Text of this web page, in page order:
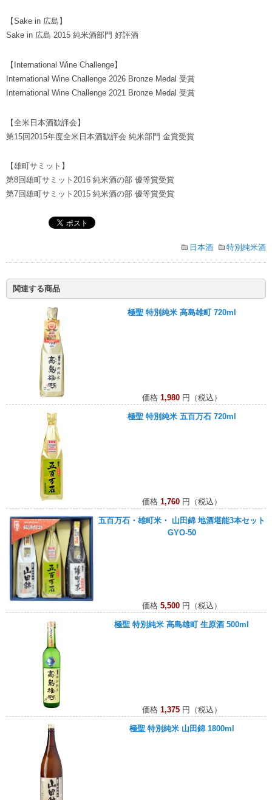
【Sake in 広島】
Sake in 広島 2015 純米酒部門 好評酒
【International Wine Challenge】
International Wine Challenge 2026 Bronze Medal 受賞
International Wine Challenge 2021 Bronze Medal 受賞
【全米日本酒歓評会】
第15回2015年度全米日本酒歓評会 純米部門 金賞受賞
【雄町サミット】
第8回雄町サミット2016 純米酒の部 優等賞受賞
第7回雄町サミット2015 純米酒の部 優等賞受賞
日本酒 特別純米酒
関連する商品
極聖 特別純米 高島雄町 720ml
価格 1,980円（税込）
極聖 特別純米 五百万石 720ml
価格 1,760円（税込）
五百万石・雄町米・ 山田錦 地酒堪能3本セット
GYO-50
価格 5,500円（税込）
極聖 特別純米 高島雄町 生原酒 500ml
価格 1,375円（税込）
極聖 特別純米 山田錦 1800ml